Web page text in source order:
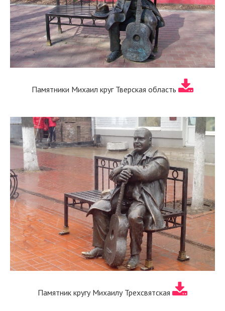
Памятники Михаил круг Тверская область
Памятник кругу Михаилу Трехсвятская